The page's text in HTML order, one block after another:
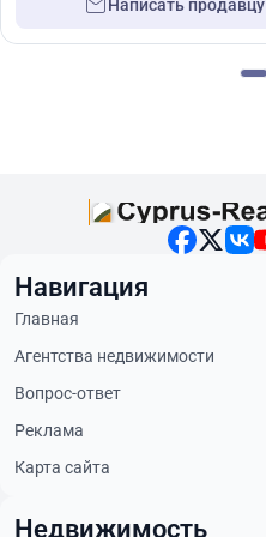
Написать продавцу
Навигация
Главная
Агентства недвижимости
Вопрос-ответ
Реклама
Карта сайта
Недвижимость